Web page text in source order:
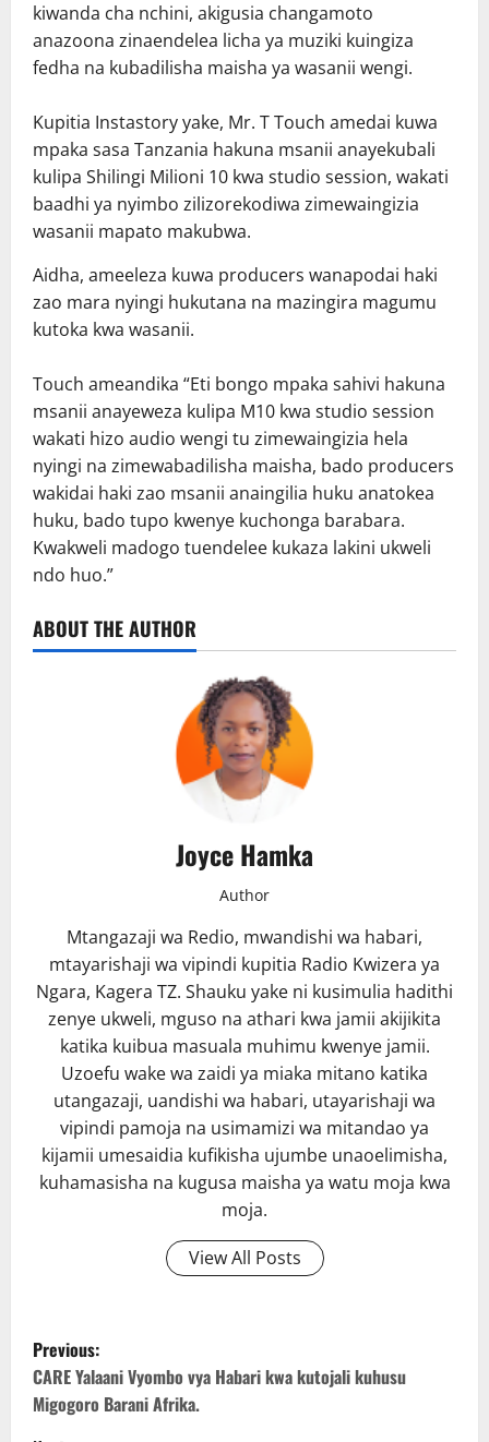
kiwanda cha nchini, akigusia changamoto
anazoona zinaendelea licha ya muziki kuingiza
fedha na kubadilisha maisha ya wasanii wengi.
Kupitia Instastory yake, Mr. T Touch amedai kuwa
mpaka sasa Tanzania hakuna msanii anayekubali
kulipa Shilingi Milioni 10 kwa studio session, wakati
baadhi ya nyimbo zilizorekodiwa zimewaingizia
wasanii mapato makubwa.
Aidha, ameeleza kuwa producers wanapodai haki
zao mara nyingi hukutana na mazingira magumu
kutoka kwa wasanii.
Touch ameandika “Eti bongo mpaka sahivi hakuna
msanii anayeweza kulipa M10 kwa studio session
wakati hizo audio wengi tu zimewaingizia hela
nyingi na zimewabadilisha maisha, bado producers
wakidai haki zao msanii anaingilia huku anatokea
huku, bado tupo kwenye kuchonga barabara.
Kwakweli madogo tuendelee kukaza lakini ukweli
ndo huo.”
ABOUT THE AUTHOR
Joyce Hamka
Author
Mtangazaji wa Redio, mwandishi wa habari,
mtayarishaji wa vipindi kupitia Radio Kwizera ya
Ngara, Kagera TZ. Shauku yake ni kusimulia hadithi
zenye ukweli, mguso na athari kwa jamii akijikita
katika kuibua masuala muhimu kwenye jamii.
Uzoefu wake wa zaidi ya miaka mitano katika
utangazaji, uandishi wa habari, utayarishaji wa
vipindi pamoja na usimamizi wa mitandao ya
kijamii umesaidia kufikisha ujumbe unaoelimisha,
kuhamasisha na kugusa maisha ya watu moja kwa
moja.
View All Posts
P
o
Previous:
CARE Yalaani Vyombo vya Habari kwa kutojali kuhusu
Migogoro Barani Afrika.